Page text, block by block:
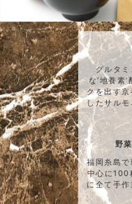
グルタ
な‘地養素
クを出す
したサル
野
福岡糸島
中心に100
に全て手